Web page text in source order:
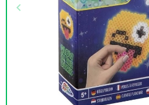
Vorige
keyboard_arrow_left